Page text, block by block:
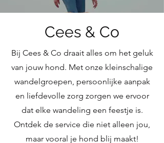
Dé betrouwbare
Roermond
Cees & Co
Bij Cees & Co draait alles om het geluk
van jouw hond. Met onze kleinschalige
wandelgroepen, persoonlijke aanpak
en liefdevolle zorg zorgen we ervoor
dat elke wandeling een feestje is.
Ontdek de service die niet alleen jou,
maar vooral je hond blij maakt!